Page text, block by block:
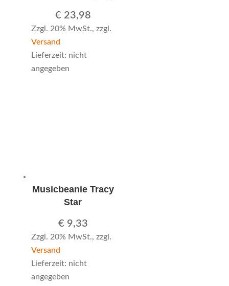
€ 23,98
Zzgl. 20% MwSt., zzgl.
Versand
Lieferzeit: nicht
angegeben
Musicbeanie Tracy
Star
€ 9,33
Zzgl. 20% MwSt., zzgl.
Versand
Lieferzeit: nicht
angegeben